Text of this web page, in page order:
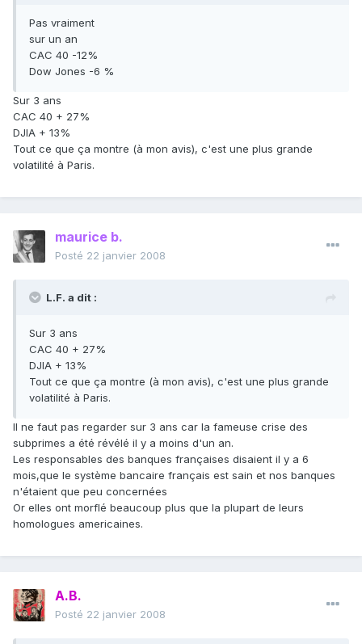
Pas vraiment
sur un an
CAC 40 -12%
Dow Jones -6 %
Sur 3 ans
CAC 40 + 27%
DJIA + 13%
Tout ce que ça montre (à mon avis), c'est une plus grande
volatilité à Paris.
maurice b.
Posté 22 janvier 2008
L.F. a dit :
Sur 3 ans
CAC 40 + 27%
DJIA + 13%
Tout ce que ça montre (à mon avis), c'est une plus grande
volatilité à Paris.
Il ne faut pas regarder sur 3 ans car la fameuse crise des
subprimes a été révélé il y a moins d'un an.
Les responsables des banques françaises disaient il y a 6
mois,que le système bancaire français est sain et nos banques
n'étaient que peu concernées
Or elles ont morflé beaucoup plus que la plupart de leurs
homologues americaines.
A.B.
Posté 22 janvier 2008